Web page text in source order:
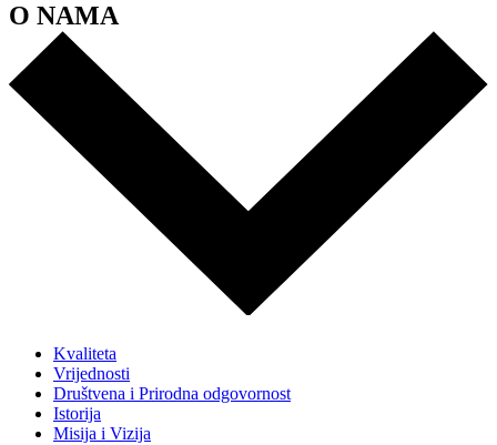
O NAMA
Kvaliteta
Vrijednosti
Društvena i Prirodna odgovornost
Istorija
Misija i Vizija